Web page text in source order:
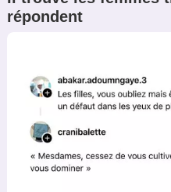
répondent